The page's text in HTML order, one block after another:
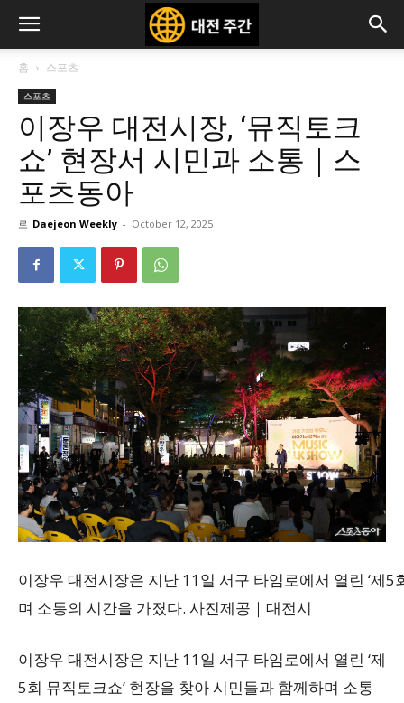
홈 스포츠
스포츠
이장우 대전시장, ‘뮤직토크
쇼’ 현장서 시민과 소통｜스
포츠동아
로 Daejeon Weekly - October 12, 2025
이장우 대전시장은 지난 11일 서구 타임로에서 열린 ‘제
며 소통의 시간을 가졌다. 사진제공｜대전시
이장우 대전시장은 지난 11일 서구 타임로에서 열린 ‘제
5회 뮤직토크쇼’ 현장을 찾아 시민들과 함께하며 소통